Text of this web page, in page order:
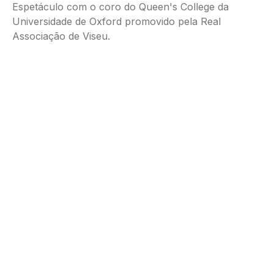
Espetáculo com o coro do Queen's College da
Universidade de Oxford promovido pela Real
Associação de Viseu.